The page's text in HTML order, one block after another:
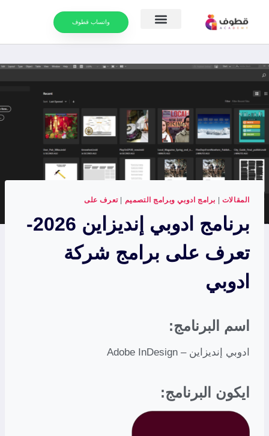
واتساب قطوف
المقالات | برامج ادوبي وبرامج التصميم |تعرف على
برنامج ادوبي إنديزاين 2026-
تعرف على برامج شركة
ادوبي
اسم البرنامج:
ادوبي إنديزاين – Adobe InDesign
ايكون البرنامج: